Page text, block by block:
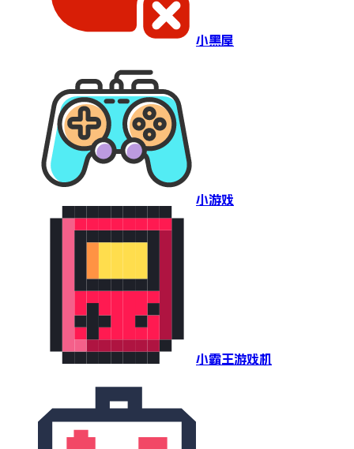
小黑屋
小游戏
小霸王游戏机